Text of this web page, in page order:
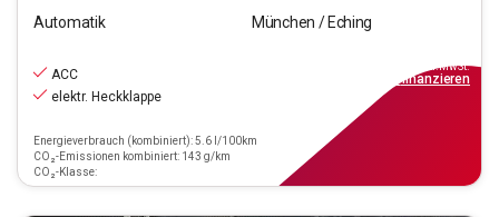
Automatik
München / Eching
ACC
elektr. Heckklappe
Energieverbrauch (kombiniert): 5.6 l/100km
CO₂-Emissionen kombiniert: 143 g/km
CO₂-Klasse:
inkl.MwSt.
finanzieren